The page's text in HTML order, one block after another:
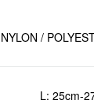
/
L: 25cm-